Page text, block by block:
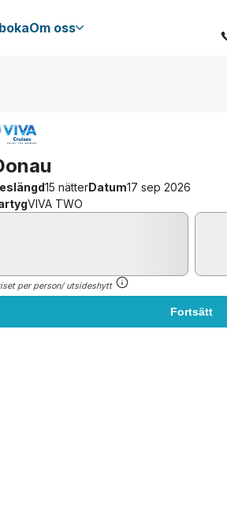
Om oss
15 nätterDatum17 sep 2026
VIVA TWO
per person/ utsideshytt
Fortsätt